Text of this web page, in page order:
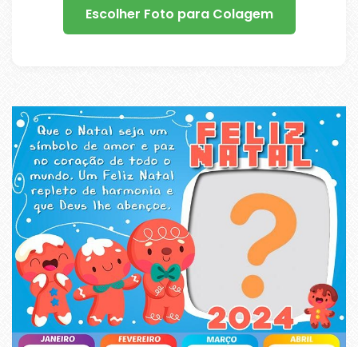
Escolher Foto para Colagem